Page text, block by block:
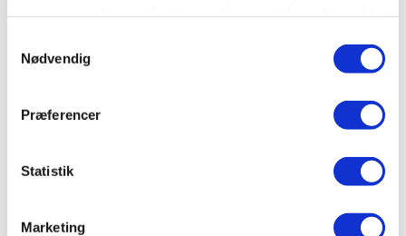
tilbagetrækker et samtykke.
Nødvendig
Præferencer
Statistik
Marketing
IDanmarks store fortidsdyrlærer vi bl.a. om
kæmpehjorten og mammutten, og hvorfor de mon
uddøde.
I samme serie:
Verdens farligste hajer